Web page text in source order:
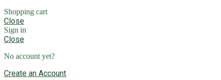
Shopping cart
Close
Sign in
Close
No account yet?
Create an Account